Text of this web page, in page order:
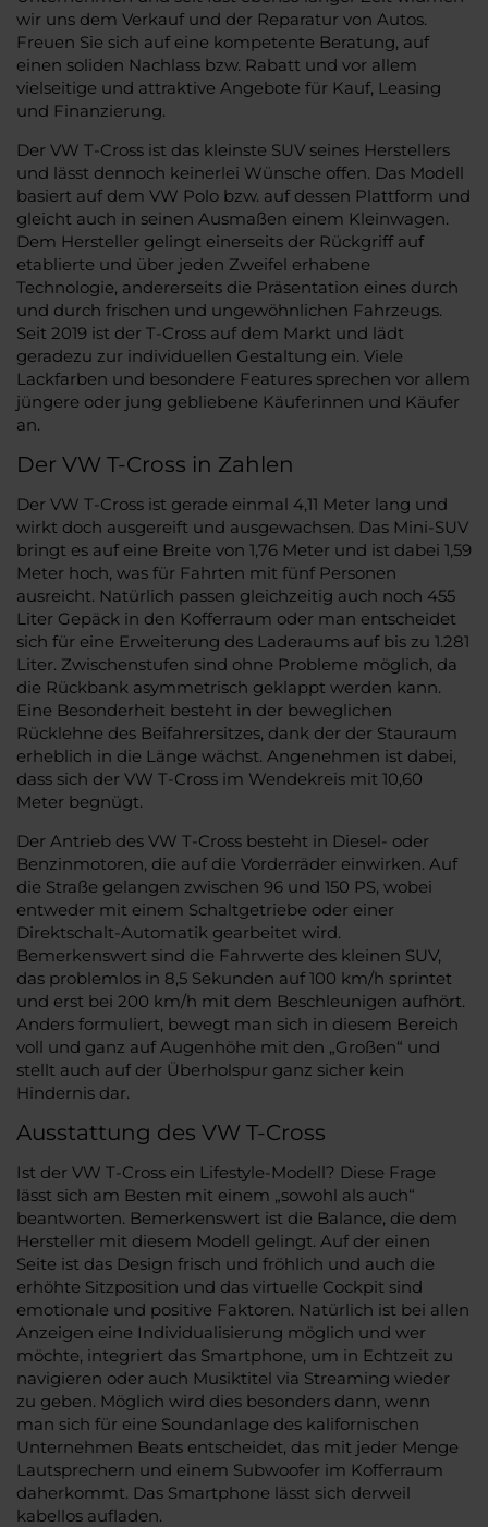
wir uns dem Verkauf und der Reparatur von Autos.
Freuen Sie sich auf eine kompetente Beratung, auf
einen soliden Nachlass bzw. Rabatt und vor allem
vielseitige und attraktive Angebote für Kauf, Leasing
und Finanzierung.
Der VW T-Cross ist das kleinste SUV seines Herstellers
und lässt dennoch keinerlei Wünsche offen. Das Modell
basiert auf dem VW Polo bzw. auf dessen Plattform und
gleicht auch in seinen Ausmaßen einem Kleinwagen.
Dem Hersteller gelingt einerseits der Rückgriff auf
etablierte und über jeden Zweifel erhabene
Technologie, andererseits die Präsentation eines durch
und durch frischen und ungewöhnlichen Fahrzeugs.
Seit 2019 ist der T-Cross auf dem Markt und lädt
geradezu zur individuellen Gestaltung ein. Viele
Lackfarben und besondere Features sprechen vor allem
jüngere oder jung gebliebene Käuferinnen und Käufer
an.
Der VW T-Cross in Zahlen
Der VW T-Cross ist gerade einmal 4,11 Meter lang und
wirkt doch ausgereift und ausgewachsen. Das Mini-SUV
bringt es auf eine Breite von 1,76 Meter und ist dabei 1,59
Meter hoch, was für Fahrten mit fünf Personen
ausreicht. Natürlich passen gleichzeitig auch noch 455
Liter Gepäck in den Kofferraum oder man entscheidet
sich für eine Erweiterung des Laderaums auf bis zu 1.281
Liter. Zwischenstufen sind ohne Probleme möglich, da
die Rückbank asymmetrisch geklappt werden kann.
Eine Besonderheit besteht in der beweglichen
Rücklehne des Beifahrersitzes, dank der der Stauraum
erheblich in die Länge wächst. Angenehmen ist dabei,
dass sich der VW T-Cross im Wendekreis mit 10,60
Meter begnügt.
Der Antrieb des VW T-Cross besteht in Diesel- oder
Benzinmotoren, die auf die Vorderräder einwirken. Auf
die Straße gelangen zwischen 96 und 150 PS, wobei
entweder mit einem Schaltgetriebe oder einer
Direktschalt-Automatik gearbeitet wird.
Bemerkenswert sind die Fahrwerte des kleinen SUV,
das problemlos in 8,5 Sekunden auf 100 km/h sprintet
und erst bei 200 km/h mit dem Beschleunigen aufhört.
Anders formuliert, bewegt man sich in diesem Bereich
voll und ganz auf Augenhöhe mit den „Großen“ und
stellt auch auf der Überholspur ganz sicher kein
Hindernis dar.
Ausstattung des VW T-Cross
Ist der VW T-Cross ein Lifestyle-Modell? Diese Frage
lässt sich am Besten mit einem „sowohl als auch“
beantworten. Bemerkenswert ist die Balance, die dem
Hersteller mit diesem Modell gelingt. Auf der einen
Seite ist das Design frisch und fröhlich und auch die
erhöhte Sitzposition und das virtuelle Cockpit sind
emotionale und positive Faktoren. Natürlich ist bei allen
Anzeigen eine Individualisierung möglich und wer
möchte, integriert das Smartphone, um in Echtzeit zu
navigieren oder auch Musiktitel via Streaming wieder
zu geben. Möglich wird dies besonders dann, wenn
man sich für eine Soundanlage des kalifornischen
Unternehmen Beats entscheidet, das mit jeder Menge
Lautsprechern und einem Subwoofer im Kofferraum
daherkommt. Das Smartphone lässt sich derweil
kabellos aufladen.